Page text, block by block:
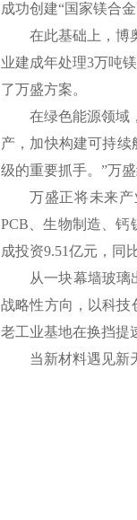
成功创建“国家镁合
在此基础上，博
业建成年处理3万吨
了万盛方案。
在绿色能源领域
产，加快构建可持续
级的重要抓手。”万
万盛正将未来
PCB、生物制造、
成投资9.51亿元，同
从一块幕墙玻
战略性方向，以科技
老工业基地在换挡提
当新材料遇见新